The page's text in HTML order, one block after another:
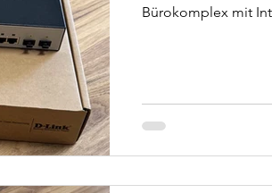
Bürokomplex mit
Arbeiten